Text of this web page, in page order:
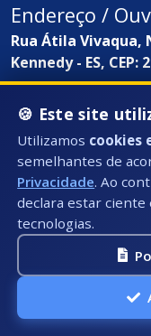
Endereço /
Rua Átila Vivaqua,
Kennedy - ES, CEP:
🍪 Este site
Utilizamos cookies
semelhantes de
Privacidade. Ao
declara estar ciente
tecnologias.